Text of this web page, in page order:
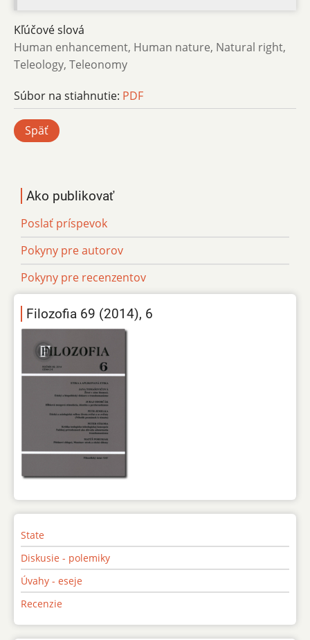
Kľúčové slová
Human enhancement, Human nature, Natural right,
Teleology, Teleonomy
Súbor na stiahnutie: PDF
Späť
Ako publikovať
Poslať príspevok
Pokyny pre autorov
Pokyny pre recenzentov
Filozofia 69 (2014), 6
State
Diskusie - polemiky
Úvahy - eseje
Recenzie